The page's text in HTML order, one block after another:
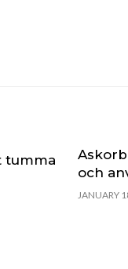
tumma
och
JANUARY